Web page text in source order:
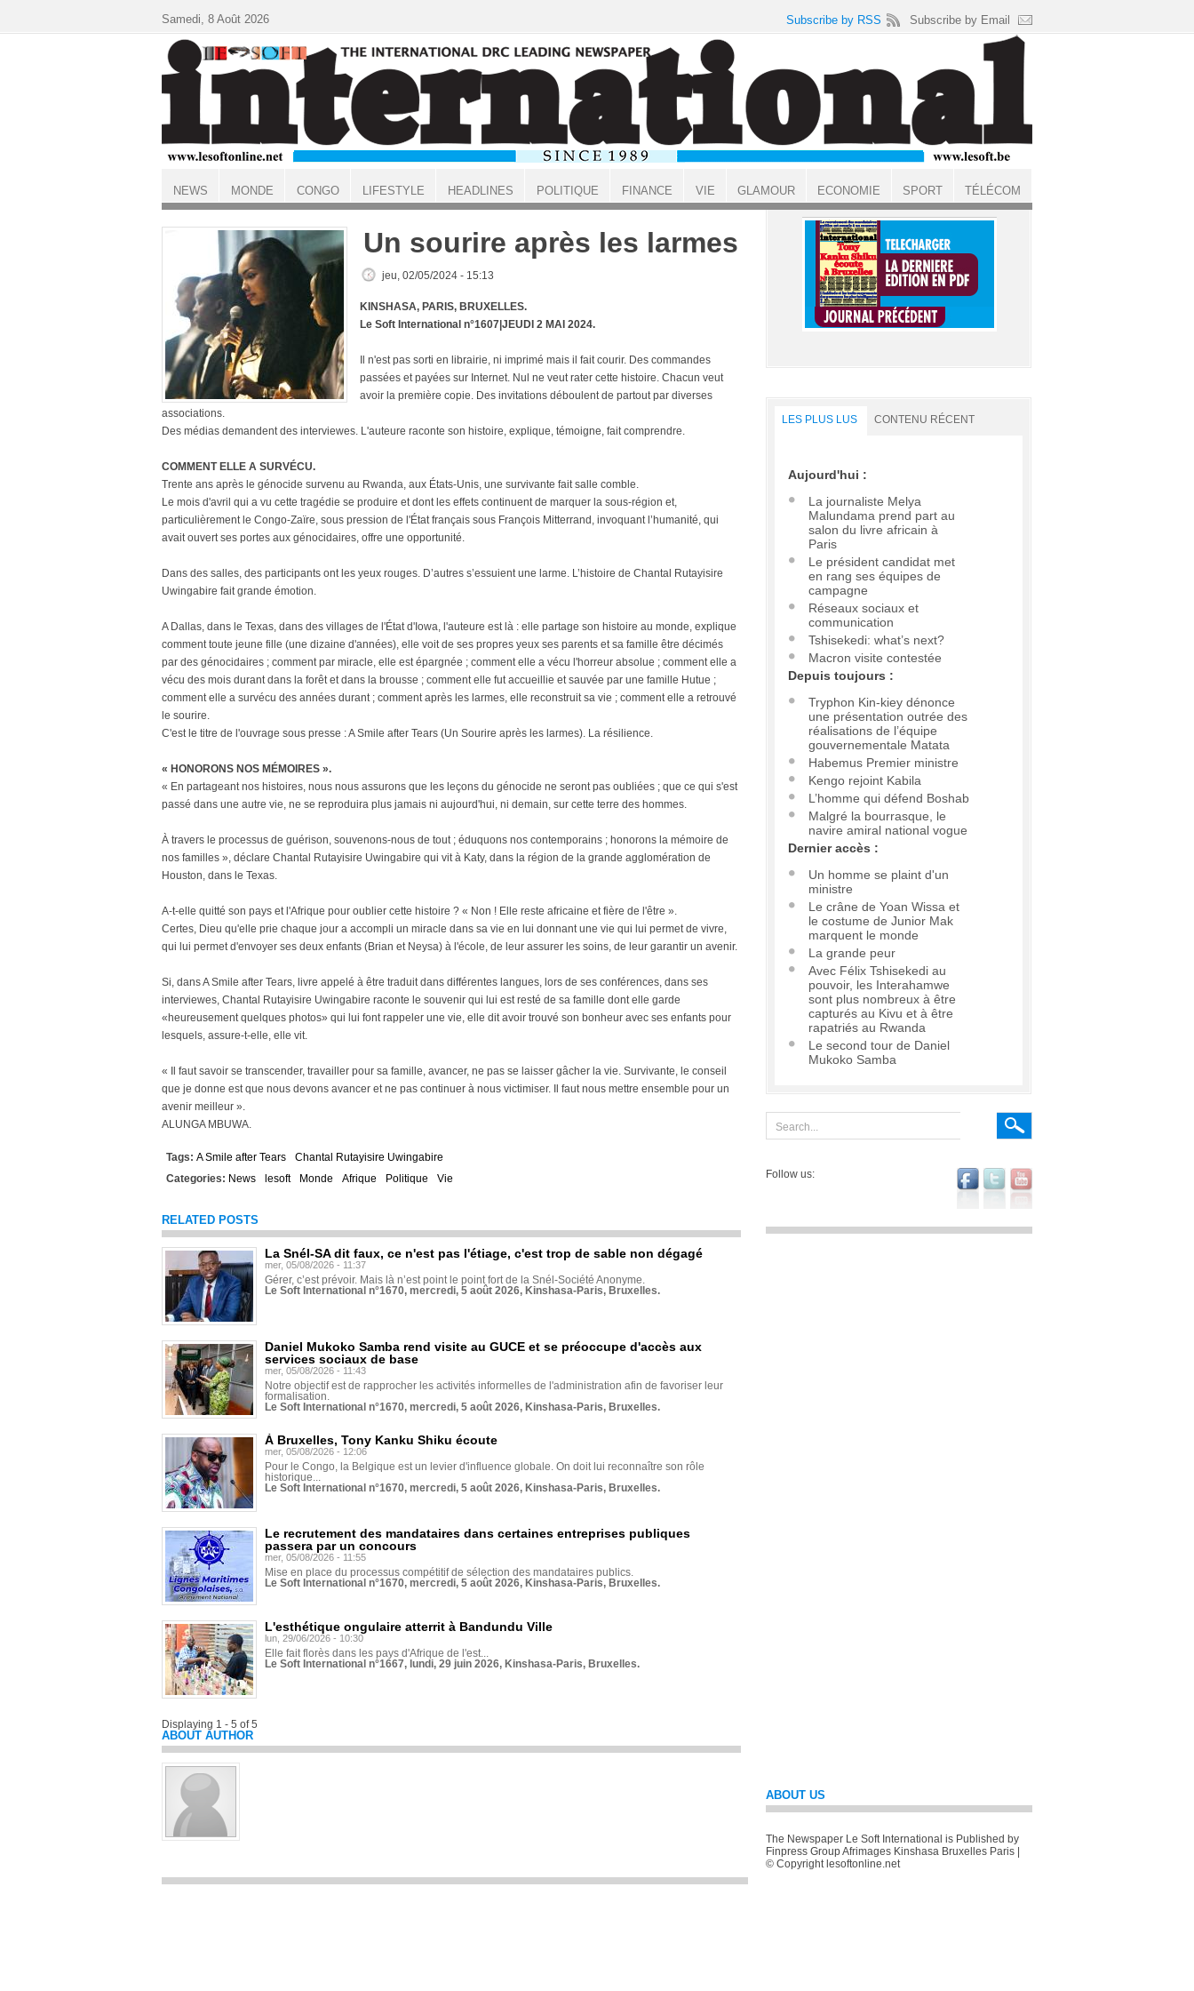
ACCUEIL
Un sourire après les larmes
jeu, 02/05/2024 - 15:13
KINSHASA, PARIS, BRUXELLES.
Le Soft International n°1607|JEUDI 2 MAI 2024.
Il n'est pas sorti en librairie, ni imprimé mais il fait courir. Des commandes
passées et payées sur Internet. Nul ne veut rater cette histoire. Chacun veut
avoir la première copie. Des invitations déboulent de partout par diverses
associations.
Des médias demandent des interviewes. L'auteure raconte son histoire, explique, témoigne, fait comprendre.
COMMENT ELLE A SURVÉCU.
Trente ans après le génocide survenu au Rwanda, aux États-Unis, une survivante fait salle comble.
Le mois d'avril qui a vu cette tragédie se produire et dont les effets continuent de marquer la sous-région et,
particulièrement le Congo-Zaïre, sous pression de l'État français sous François Mitterrand, invoquant l’humanité, qui
avait ouvert ses portes aux génocidaires, offre une opportunité.
Dans des salles, des participants ont les yeux rouges. D’autres s’essuient une larme. L’histoire de Chantal Rutayisire
Uwingabire fait grande émotion.
A Dallas, dans le Texas, dans des villages de l'État d'Iowa, l'auteure est là : elle partage son histoire au monde, explique
comment toute jeune fille (une dizaine d'années), elle voit de ses propres yeux ses parents et sa famille être décimés
par des génocidaires ; comment par miracle, elle est épargnée ; comment elle a vécu l'horreur absolue ; comment elle a
vécu des mois durant dans la forêt et dans la brousse ; comment elle fut accueillie et sauvée par une famille Hutue ;
comment elle a survécu des années durant ; comment après les larmes, elle reconstruit sa vie ; comment elle a retrouvé
le sourire.
C'est le titre de l'ouvrage sous presse : A Smile after Tears (Un Sourire après les larmes). La résilience.
« HONORONS NOS MÉMOIRES ».
« En partageant nos histoires, nous nous assurons que les leçons du génocide ne seront pas oubliées ; que ce qui s'est
passé dans une autre vie, ne se reproduira plus jamais ni aujourd'hui, ni demain, sur cette terre des hommes.
À travers le processus de guérison, souvenons-nous de tout ; éduquons nos contemporains ; honorons la mémoire de
nos familles », déclare Chantal Rutayisire Uwingabire qui vit à Katy, dans la région de la grande agglomération de
Houston, dans le Texas.
A-t-elle quitté son pays et l'Afrique pour oublier cette histoire ? « Non ! Elle reste africaine et fière de l'être ».
Certes, Dieu qu'elle prie chaque jour a accompli un miracle dans sa vie en lui donnant une vie qui lui permet de vivre,
qui lui permet d'envoyer ses deux enfants (Brian et Neysa) à l'école, de leur assurer les soins, de leur garantir un avenir.
Si, dans A Smile after Tears, livre appelé à être traduit dans différentes langues, lors de ses conférences, dans ses
interviewes, Chantal Rutayisire Uwingabire raconte le souvenir qui lui est resté de sa famille dont elle garde
«heureusement quelques photos» qui lui font rappeler une vie, elle dit avoir trouvé son bonheur avec ses enfants pour
lesquels, assure-t-elle, elle vit.
« Il faut savoir se transcender, travailler pour sa famille, avancer, ne pas se laisser gâcher la vie. Survivante, le conseil
que je donne est que nous devons avancer et ne pas continuer à nous victimiser. Il faut nous mettre ensemble pour un
avenir meilleur ».
ALUNGA MBUWA.
Tags: A Smile after Tears
Chantal Rutayisire Uwingabire
Categories: News lesoft Monde Afrique Politique Vie
RELATED POSTS
La Snél-SA dit faux, ce n'est pas l'étiage, c'est trop de sable non dégagé
mer, 05/08/2026 - 11:37
Gérer, c’est prévoir. Mais là n’est point le point fort de la Snél-Société Anonyme.
Le Soft International n°1670, mercredi, 5 août 2026, Kinshasa-Paris, Bruxelles.
Daniel Mukoko Samba rend visite au GUCE et se préoccupe d'accès aux
services sociaux de base
mer, 05/08/2026 - 11:43
Notre objectif est de rapprocher les activités informelles de l'administration afin de favoriser leur
formalisation.
Le Soft International n°1670, mercredi, 5 août 2026, Kinshasa-Paris, Bruxelles.
À Bruxelles, Tony Kanku Shiku écoute
mer, 05/08/2026 - 12:06
Pour le Congo, la Belgique est un levier d'influence globale. On doit lui reconnaître son rôle
historique...
Le Soft International n°1670, mercredi, 5 août 2026, Kinshasa-Paris, Bruxelles.
Le recrutement des mandataires dans certaines entreprises publiques
passera par un concours
mer, 05/08/2026 - 11:55
Mise en place du processus compétitif de sélection des mandataires publics.
Le Soft International n°1670, mercredi, 5 août 2026, Kinshasa-Paris, Bruxelles.
L'esthétique ongulaire atterrit à Bandundu Ville
lun, 29/06/2026 - 10:30
Elle fait florès dans les pays d'Afrique de l'est...
Le Soft International n°1667, lundi, 29 juin 2026, Kinshasa-Paris, Bruxelles.
Displaying 1 - 5 of 5
ABOUT AUTHOR
LES PLUS LUS CONTENU RÉCENT
Aujourd'hui :
La journaliste Melya
Malundama prend part au
salon du livre africain à
Paris
Le président candidat met
en rang ses équipes de
campagne
Réseaux sociaux et
communication
Tshisekedi: what’s next?
Macron visite contestée
Depuis toujours :
Tryphon Kin-kiey dénonce
une présentation outrée des
réalisations de l’équipe
gouvernementale Matata
Habemus Premier ministre
Kengo rejoint Kabila
L’homme qui défend Boshab
Malgré la bourrasque, le
navire amiral national vogue
Dernier accès :
Un homme se plaint d'un
ministre
Le crâne de Yoan Wissa et
le costume de Junior Mak
marquent le monde
La grande peur
Avec Félix Tshisekedi au
pouvoir, les Interahamwe
sont plus nombreux à être
capturés au Kivu et à être
rapatriés au Rwanda
Le second tour de Daniel
Mukoko Samba
Follow us:
ABOUT US
The Newspaper Le Soft International is Published by
Finpress Group Afrimages Kinshasa Bruxelles Paris |
© Copyright lesoftonline.net
Samedi, 8 Août 2026 Subscribe by RSS Subscribe by Email
NEWS MONDE CONGO LIFESTYLE HEADLINES POLITIQUE FINANCE VIE GLAMOUR ECONOMIE SPORT TÉLÉCOM